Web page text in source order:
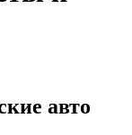
авто